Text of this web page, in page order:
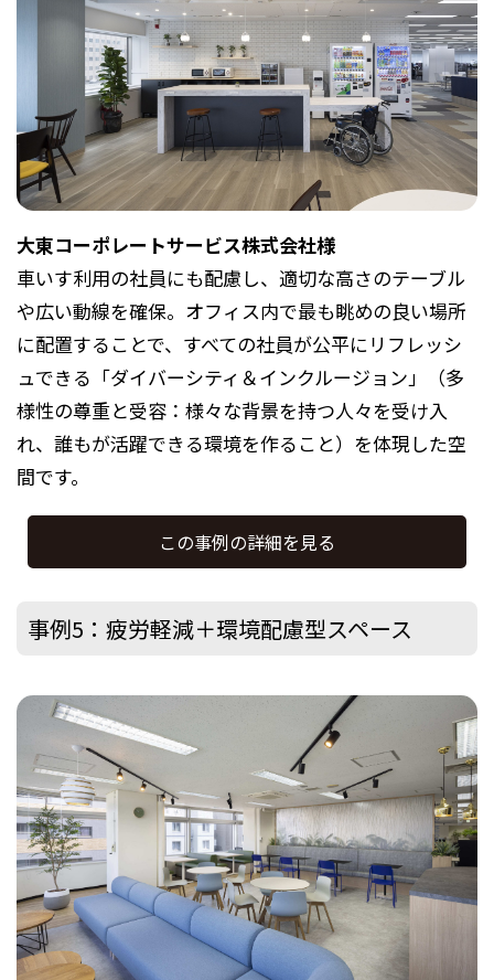
大東コーポレートサービス株式会社様
車いす利用の社員にも配慮し、適切な高さのテーブル
や広い動線を確保。オフィス内で最も眺めの良い場所
に配置することで、すべての社員が公平にリフレッシ
ュできる「ダイバーシティ＆インクルージョン」（多
様性の尊重と受容：様々な背景を持つ人々を受け入
れ、誰もが活躍できる環境を作ること）を体現した空
間です。
この事例の詳細を見る
事例5：疲労軽減＋環境配慮型スペース